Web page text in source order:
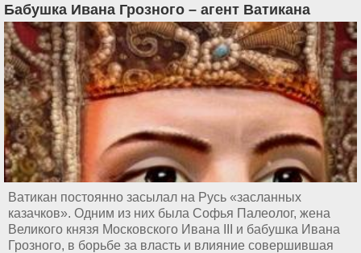
Бабушка Ивана Грозного – агент Ватикана
Ватикан постоянно засылал на Русь «засланных
казачков». Одним из них была Софья Палеолог, жена
Великого князя Московского Ивана III и бабушка Ивана
Грозного, в борьбе за власть и влияние совершившая